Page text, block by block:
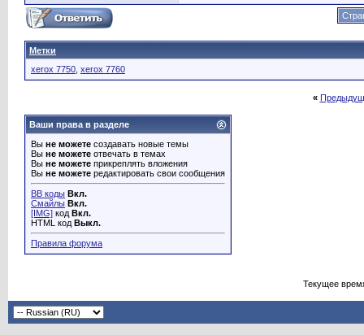
Метки
xerox 7750 xerox 7760
«
Ваши права в разделе
Вы не можете создавать новые темы
Вы не можете отвечать в темах
Вы не можете прикреплять вложения
Вы не можете редактировать свои сообщения
BB коды Вкл.
Смайлы Вкл.
[IMG] код Вкл.
HTML код Выкл.
Правила форума
Текущее